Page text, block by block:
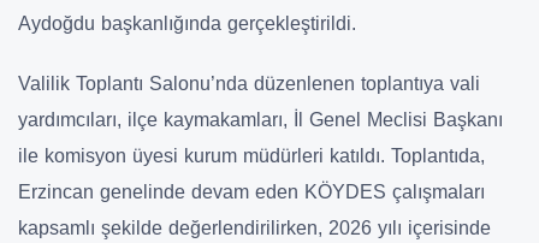
Aydoğdu başkanlığında gerçekleştirildi.
Valilik Toplantı Salonu’nda düzenlenen toplantıya vali
yardımcıları, ilçe kaymakamları, İl Genel Meclisi Başkanı
ile komisyon üyesi kurum müdürleri katıldı. Toplantıda,
Erzincan genelinde devam eden KÖYDES çalışmaları
kapsamlı şekilde değerlendirilirken, 2026 yılı içerisinde